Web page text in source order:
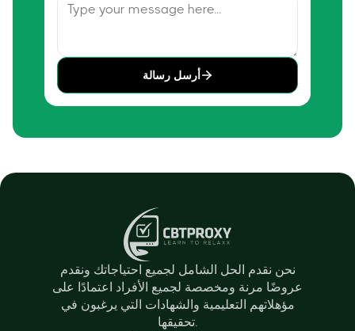
أرسل رسالة
نحن نقدم الحل الشامل لجميع احتياجاتك ونقدم
عروضًا مرنة ومخصصة لجميع الأفراد اعتمادًا على
مؤهلاتهم التعليمية والشهادات التي يرغبون في
تحقيقها.